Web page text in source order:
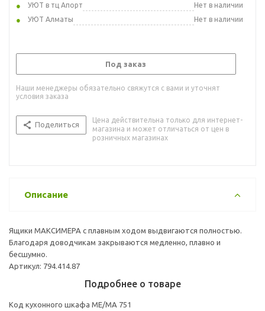
УЮТ в тц Апорт
Нет в наличии
УЮТ Алматы
Нет в наличии
Под заказ
Наши менеджеры обязательно свяжутся с вами и уточнят
условия заказа
Поделиться
Цена действительна только для интернет-
магазина и может отличаться от цен в
розничных магазинах
Описание
Ящики МАКСИМЕРА с плавным ходом выдвигаются полностью.
Благодаря доводчикам закрываются медленно, плавно и
бесшумно.
Артикул: 794.414.87
Подробнее о товаре
Код кухонного шкафа ME/MA 751